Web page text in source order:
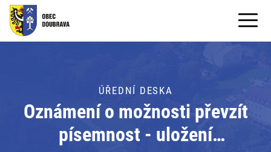
OBECNÍ ÚŘAD
PRO OBČANY
Formuláře ke stažení
ÚŘEDNÍ DESKA
Oznámení o možnosti převzít
písemnost - uložení